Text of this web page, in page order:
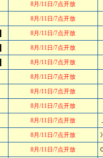
8月/11日/7点开放
8月/11日/7点开放
8月/11日/7点开放
8月/11日/7点开放
8月/11日/7点开放
8月/11日/7点开放
8月/11日/7点开放
8月/11日/7点开放
8月/11日/7点开放
8月/11日/7点开放
8月/11日/7点开放